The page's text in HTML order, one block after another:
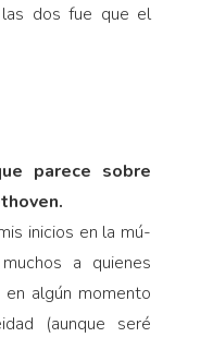
dos fue que el
parece sobre
inicios en la mú­
a quienes
algún momento
(aunque seré